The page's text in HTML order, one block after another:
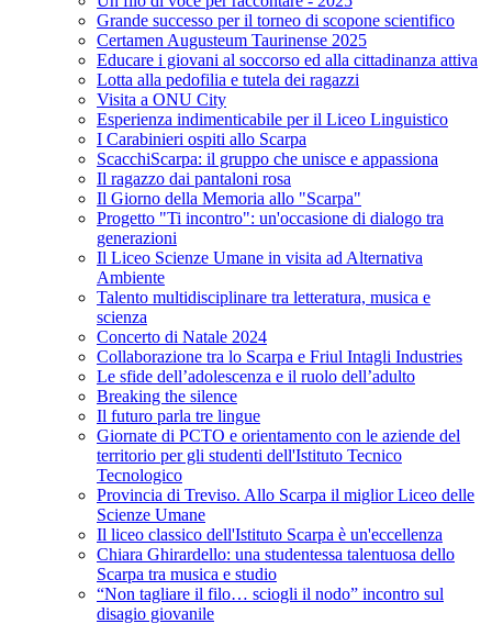
Grande successo per il torneo di scopone scientifico
Certamen Augusteum Taurinense 2025
Educare i giovani al soccorso ed alla cittadinanza attiva
Lotta alla pedofilia e tutela dei ragazzi
Visita a ONU City
Esperienza indimenticabile per il Liceo Linguistico
I Carabinieri ospiti allo Scarpa
ScacchiScarpa: il gruppo che unisce e appassiona
Il ragazzo dai pantaloni rosa
Il Giorno della Memoria allo "Scarpa"
Progetto "Ti incontro": un'occasione di dialogo tra
generazioni
Il Liceo Scienze Umane in visita ad Alternativa
Ambiente
Talento multidisciplinare tra letteratura, musica e
scienza
Concerto di Natale 2024
Collaborazione tra lo Scarpa e Friul Intagli Industries
Le sfide dell’adolescenza e il ruolo dell’adulto
Breaking the silence
Il futuro parla tre lingue
Giornate di PCTO e orientamento con le aziende del
territorio per gli studenti dell'Istituto Tecnico
Tecnologico
Provincia di Treviso. Allo Scarpa il miglior Liceo delle
Scienze Umane
Il liceo classico dell'Istituto Scarpa è un'eccellenza
Chiara Ghirardello: una studentessa talentuosa dello
Scarpa tra musica e studio
“Non tagliare il filo… sciogli il nodo” incontro sul
disagio giovanile